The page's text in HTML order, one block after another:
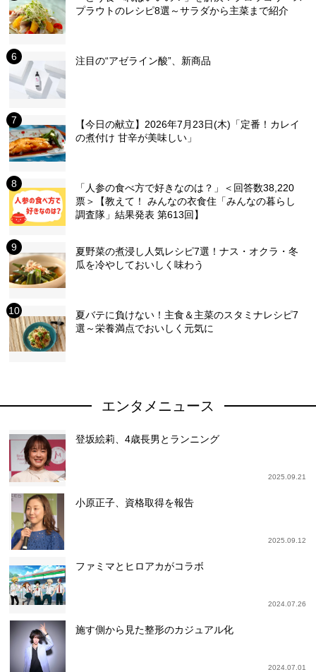
プラウトのレシピ8選～サラダから主菜まで紹介
注目の“アゼライン酸”、新商品
【今日の献立】2026年7月23日(木)「定番！カレイ
の煮付け 甘辛が美味しい」
「人参の食べ方で好きなのは？」＜回答数38,220
票＞【教えて！ みんなの衣食住「みんなの暮らし
調査隊」結果発表 第613回】
夏野菜の煮浸し人気レシピ7選！ナス・オクラ・冬
瓜を冷やしておいしく味わう
夏バテに負けない！主食＆主菜のスタミナレシピ7
選～栄養満点でおいしく元気に
エンタメニュース
登坂絵莉、4歳長男とランニング
2025.09.21
小原正子、資格取得を報告
2025.09.12
ファミマとヒロアカがコラボ
2024.07.26
施す側から見た整形のカジュアル化
2024.07.01